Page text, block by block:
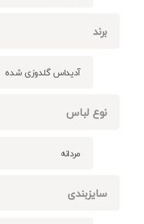
برند
آدیداس گلدوزی شده
نوع لباس
مردانه
سایزبندی